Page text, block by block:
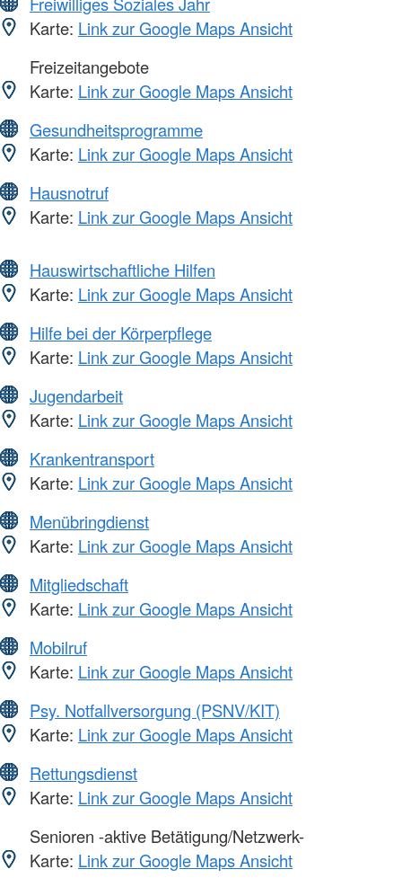
Karte: Link zur Google Maps Ansicht
Freizeitangebote
Karte: Link zur Google Maps Ansicht
Gesundheitsprogramme
Karte: Link zur Google Maps Ansicht
Hausnotruf
Karte: Link zur Google Maps Ansicht
Hauswirtschaftliche Hilfen
Karte: Link zur Google Maps Ansicht
Hilfe bei der Körperpflege
Karte: Link zur Google Maps Ansicht
Jugendarbeit
Karte: Link zur Google Maps Ansicht
Krankentransport
Karte: Link zur Google Maps Ansicht
Menübringdienst
Karte: Link zur Google Maps Ansicht
Mitgliedschaft
Karte: Link zur Google Maps Ansicht
Mobilruf
Karte: Link zur Google Maps Ansicht
Psy. Notfallversorgung (PSNV/KIT)
Karte: Link zur Google Maps Ansicht
Rettungsdienst
Karte: Link zur Google Maps Ansicht
Senioren -aktive Betätigung/Netzwerk-
Karte: Link zur Google Maps Ansicht